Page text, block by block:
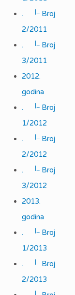
.
|_
Broj
2/2011
.
|_
Broj
3/2011
2012.
godina
.
|_
Broj
1/2012
.
|_
Broj
2/2012
.
|_
Broj
3/2012
2013.
godina
.
|_
Broj
1/2013
.
|_
Broj
2/2013
|_